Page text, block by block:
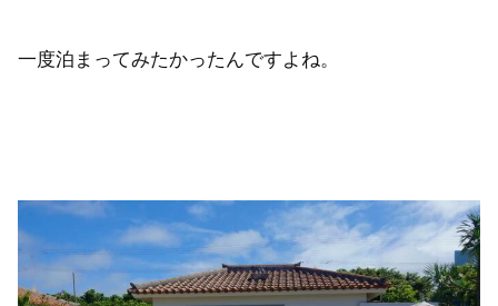
一度泊まってみたかったんですよね。